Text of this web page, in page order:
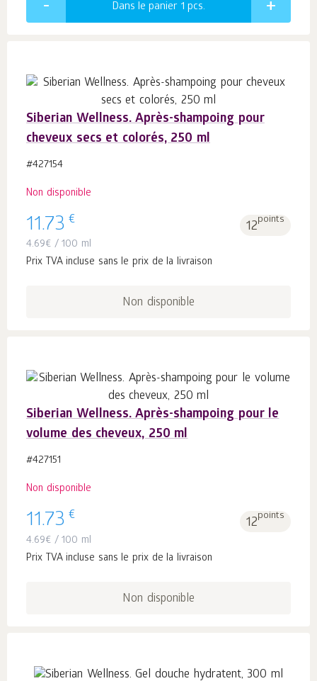
Dans le panier 1 pcs.
Siberian Wellness. Après-shampoing pour
cheveux secs et colorés, 250 ml
#427154
Non disponible
11.73 € 12points
4.69€ / 100 ml
Prix TVA incluse sans le prix de la livraison
Non disponible
Siberian Wellness. Après-shampoing pour le
volume des cheveux, 250 ml
#427151
Non disponible
11.73 € 12points
4.69€ / 100 ml
Prix TVA incluse sans le prix de la livraison
Non disponible